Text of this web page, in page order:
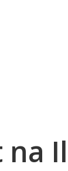
na